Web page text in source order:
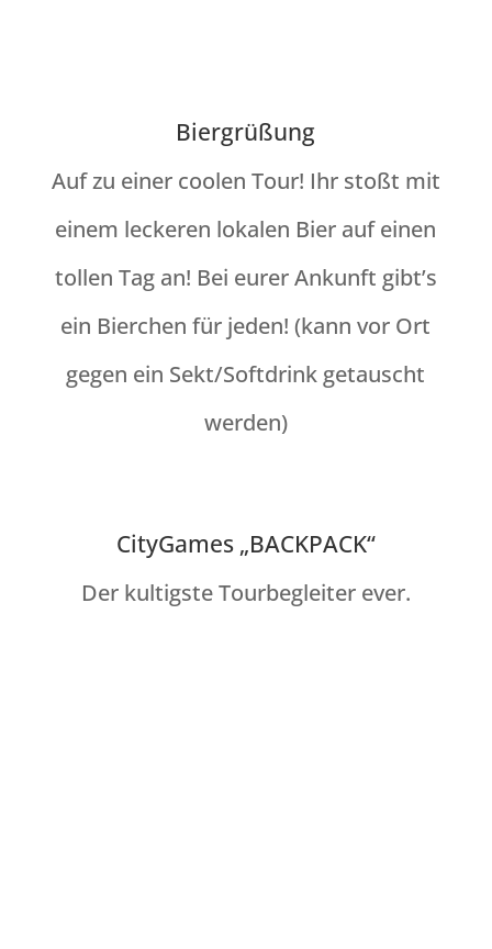
Biergrüßung
Auf zu einer coolen Tour! Ihr stoßt mit
einem leckeren lokalen Bier auf einen
tollen Tag an! Bei eurer Ankunft gibt’s
ein Bierchen für jeden! (kann vor Ort
gegen ein Sekt/Softdrink getauscht
werden)
CityGames „BACKPACK“
Der kultigste Tourbegleiter ever.